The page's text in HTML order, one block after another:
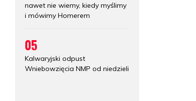
nawet nie wiemy, kiedy myślimy
i mówimy Homerem
05
Kalwaryjski odpust
Wniebowzięcia NMP od niedzieli